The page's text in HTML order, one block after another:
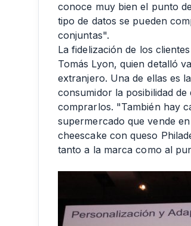
conoce muy bien el punto
tipo de datos se pueden
conjuntas".
La fidelización de los
Tomás Lyon, quien detalló
extranjero. Una de ellas es
consumidor la posibilidad
comprarlos. "También hay
supermercado que vende
cheescake con queso
tanto a la marca como al